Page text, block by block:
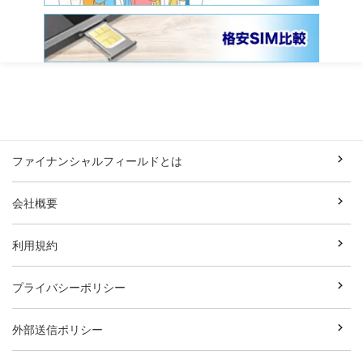
ファイナンシャルフィールドとは
会社概要
利用規約
プライバシーポリシー
外部送信ポリシー